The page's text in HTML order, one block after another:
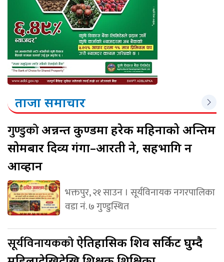
ताजा समाचार
गुण्डुकोअन्नन्त कुण्डमा हरेक महिनाको अन्तिम
सोमबार दिव्य गंगा–आरती हुने, सहभागि हुन
आव्हान
भक्तपुर, २१ साउन । सूर्यविनायक नगरपालिका
वडा नं. ७ गुण्डुस्थित
सूर्यविनायककोऐतिहासिक शिव सर्किट घुम्दै